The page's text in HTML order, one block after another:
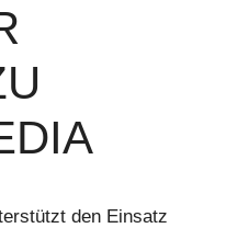
den Einsatz